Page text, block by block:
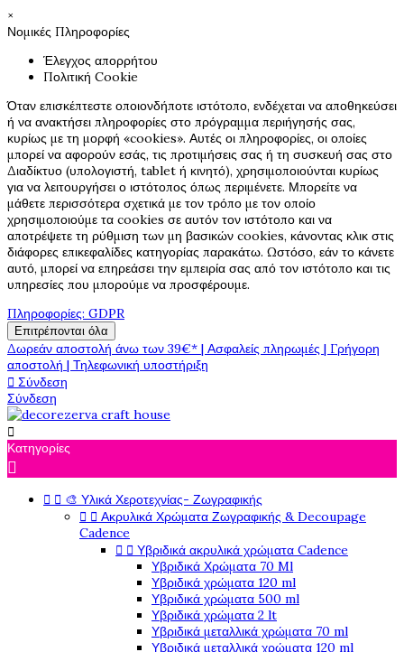
×
Νομικές Πληροφορίες
Έλεγχος απορρήτου
Πολιτική Cookie
Όταν επισκέπτεστε οποιονδήποτε ιστότοπο, ενδέχεται να αποθηκεύσει
ή να ανακτήσει πληροφορίες στο πρόγραμμα περιήγησής σας,
κυρίως με τη μορφή «cookies». Αυτές οι πληροφορίες, οι οποίες
μπορεί να αφορούν εσάς, τις προτιμήσεις σας ή τη συσκευή σας στο
Διαδίκτυο (υπολογιστή, tablet ή κινητό), χρησιμοποιούνται κυρίως
για να λειτουργήσει ο ιστότοπος όπως περιμένετε. Μπορείτε να
μάθετε περισσότερα σχετικά με τον τρόπο με τον οποίο
χρησιμοποιούμε τα cookies σε αυτόν τον ιστότοπο και να
αποτρέψετε τη ρύθμιση των μη βασικών cookies, κάνοντας κλικ στις
διάφορες επικεφαλίδες κατηγορίας παρακάτω. Ωστόσο, εάν το κάνετε
αυτό, μπορεί να επηρεάσει την εμπειρία σας από τον ιστότοπο και τις
υπηρεσίες που μπορούμε να προσφέρουμε.
Πληροφορίες: GDPR
Επιτρέπονται όλα
Δωρεάν αποστολή άνω των 39€* | Ασφαλείς πληρωμές | Γρήγορη
αποστολή | Τηλεφωνική υποστήριξη
 Σύνδεση
Σύνδεση

Κατηγορίες

  🎨 Υλικά Χεροτεχνίας- Ζωγραφικής
  Ακρυλικά Χρώματα Ζωγραφικής & Decoupage
Cadence
  Υβριδικά ακρυλικά χρώματα Cadence
Υβριδικά Χρώματα 70 Ml
Υβριδικά χρώματα 120 ml
Υβριδικά χρώματα 500 ml
Υβριδικά χρώματα 2 lt
Υβριδικά μεταλλικά χρώματα 70 ml
Υβριδικά μεταλλικά χρώματα 120 ml